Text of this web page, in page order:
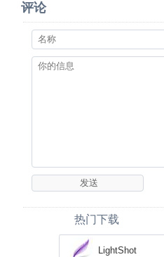
评论
热门下载
LightShot